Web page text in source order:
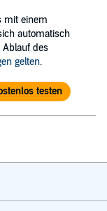
mit einem
automatisch
des
gelten.
testen